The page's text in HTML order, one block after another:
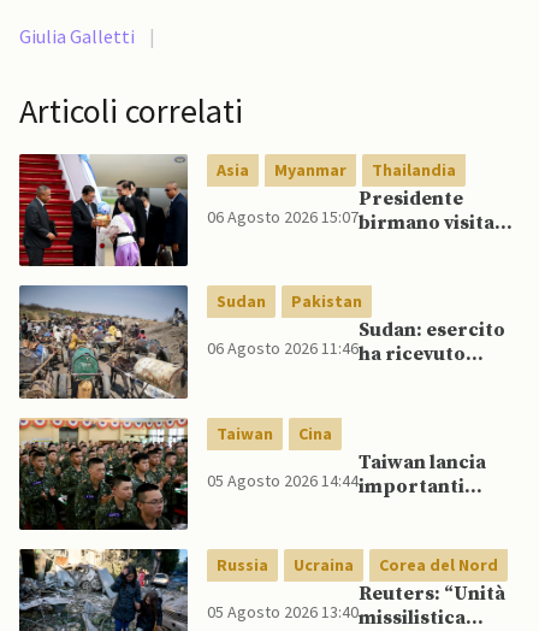
Giulia Galletti |
Articoli correlati
Asia Myanmar Thailandia
06 Agosto 2026 15:07
Presidente
birmano visita
Myanmar ad
ASEAN
Sudan Pakistan
06 Agosto 2026 11:46
Sudan: esercito
ha ricevuto
Taiwan Cina
05 Agosto 2026 14:44
Taiwan lancia
importanti
testare
flessibilità di
comando
Russia Ucraina Corea del Nord
05 Agosto 2026 13:40
Reuters: “Unità
missilistica